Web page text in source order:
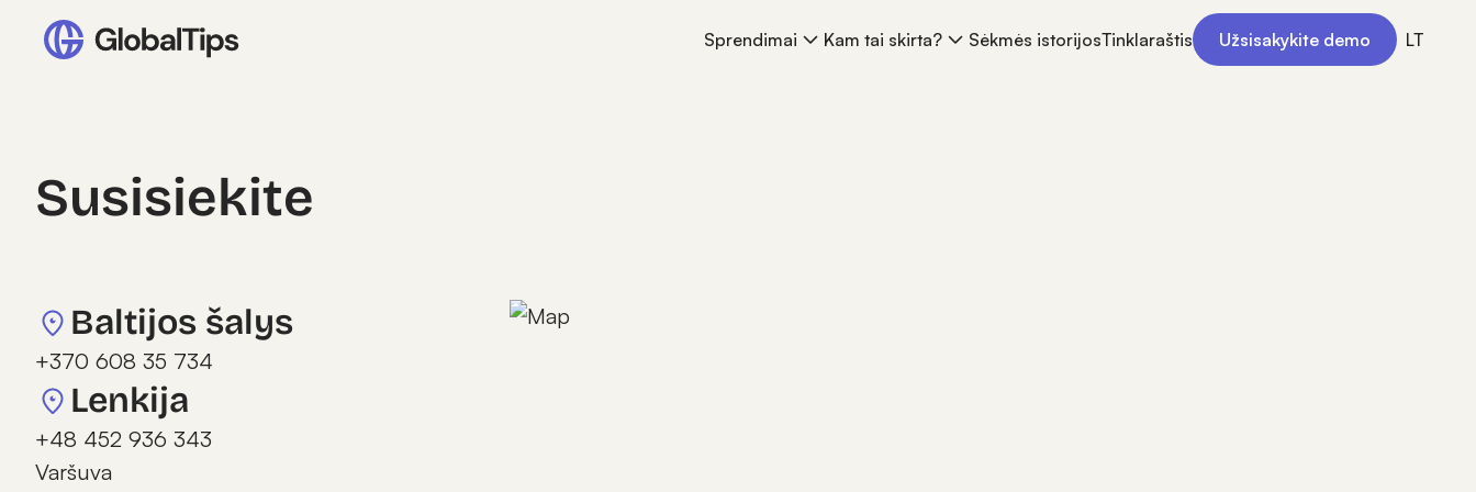
Sprendimai Kam tai skirta? Sėkmės istorijosTinklaraštis Užsisakykite demo LT
Susisiekite
Baltijos šalys
+370 608 35 734
Lenkija
+48 452 936 343
Varšuva